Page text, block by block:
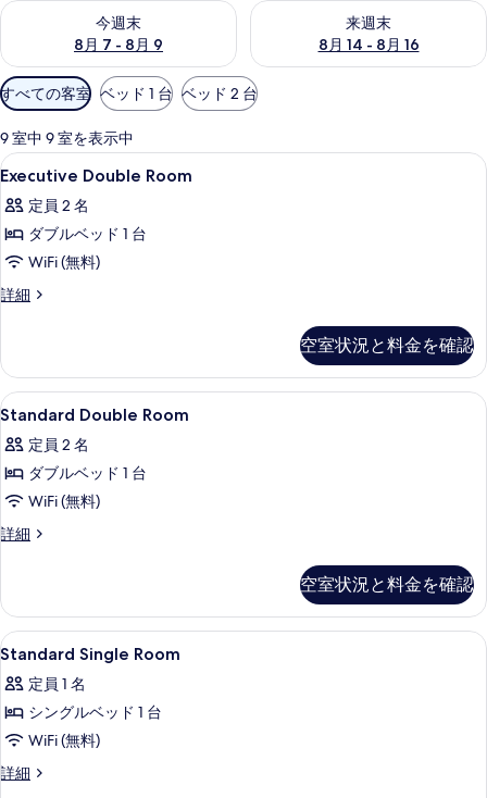
今週末
8月 7 - 8月 9
今週末 8月 7 - 8月 9 の空室状況をチェック
来週末
8月 14 - 8月 16
来週末 8月 14 - 8月 16 の空室
利
用
可
能
な
客
室
の
り
条
件
すべての客室 ベッド 1 台 ベッド 2 台
9 室中 9 室を表示中
Executive
Double
Room
の
す
べ
写
真
を
表
示
す
セーフティボックス (室内)、デスク
5
Executive Double Room
定員 2 名
ダブルベッド 1 台
WiFi (無料)
詳細
Executive
詳
細
空室状況と料金を確認
Standard
Double
Room
の
す
べ
写
真
を
表
示
す
セーフティボックス (室内)、デスク
12
Standard Double Room
定員 2 名
ダブルベッド 1 台
WiFi (無料)
詳細
Standard
詳
細
空室状況と料金を確認
Standard
Single
Room
の
す
べ
セーフティボックス (室内)、デスク
38
Standard Single Room
定員 1 名
シングルベッド 1 台
WiFi (無料)
詳細
Standard